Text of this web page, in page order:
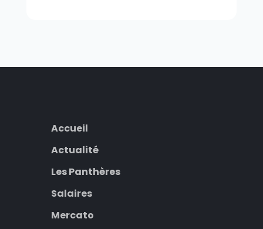
Accueil
Actualité
Les Panthères
Salaires
Mercato